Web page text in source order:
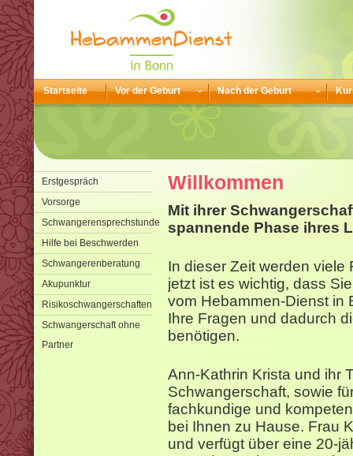
Startseite Vor der Geburt Nach der Geburt
Erstgespräch
Vorsorge
Schwangerensprechstunde
Hilfe bei Beschwerden
Schwangerenberatung
Akupunktur
Risikoschwangerschaften
Schwangerschaft ohne
Partner
Willkommen
Mit ihrer
spannende Phase ihres
In dieser Zeit werden
jetzt ist es wichtig, dass
vom Hebammen-Dienst in
Ihre Fragen und dadurch
benötigen.
Ann-Kathrin Krista und ihr
Schwangerschaft, sowie
fachkundige und
bei Ihnen zu Hause. Frau
und verfügt über eine 20-